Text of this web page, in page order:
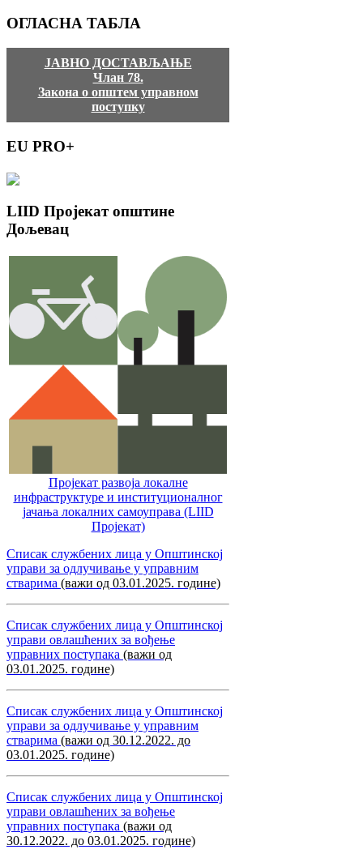
ОГЛАСНА ТАБЛА
ЈАВНО ДОСТАВЉАЊЕ
Члан 78.
Закона о општем управном
поступку
EU PRO+
LIID Пројекат општине
Дољевац
Пројекат развоја локалне
инфраструктуре и институционалног
јачања локалних самоуправa (LIID
Пројекат)
Списак службених лица у Општинској
управи за одлучивање у управним
стварима (важи од 03.01.2025. године)
Списак службених лица у Општинској
управи овлашћених за вођење
управних поступака (важи од
03.01.2025. године)
Списак службених лица у Општинској
управи за одлучивање у управним
стварима (важи од 30.12.2022. до
03.01.2025. године)
Списак службених лица у Општинској
управи овлашћених за вођење
управних поступака (важи од
30.12.2022. до 03.01.2025. године)